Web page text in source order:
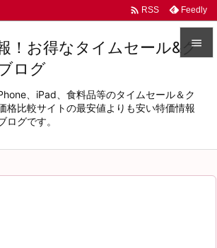




 RSS Feedly
！お得なタイムセール&ク
ログ
、iPad、食料品等のタイムセール＆ク
格比較サイトの最安値よりも安い特価情報
ログです。